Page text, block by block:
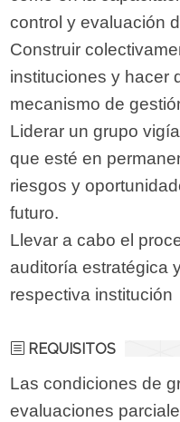
control y evaluación
Construir
instituciones y hacer
mecanismo de
Liderar un grupo
que esté en
riesgos y
futuro.
Llevar a cabo el
auditoría estratégica
respectiva institución
REQUISITOS
Las condiciones de
evaluaciones